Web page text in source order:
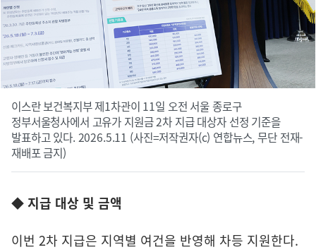
이스란 보건복지부 제1차관이 11일 오전 서울 종로구
정부서울청사에서 고유가 지원금 2차 지급 대상자 선정 기준을
발표하고 있다. 2026.5.11 (사진=저작권자(c) 연합뉴스, 무단 전재-
재배포 금지)
◆ 지급 대상 및 금액
이번 2차 지급은 지역별 여건을 반영해 차등 지원한다.